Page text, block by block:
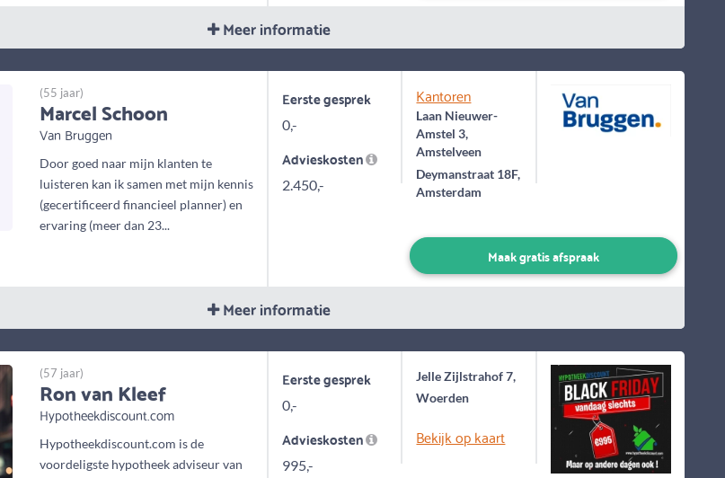
Meer informatie
(55 jaar)
Marcel Schoon
Van Bruggen
Door goed naar mijn klanten te
luisteren kan ik samen met mijn kennis
(gecertificeerd financieel planner) en
ervaring (meer dan 23...
Eerste gesprek
0,-
Advieskosten
2.450,-
Kantoren
Laan Nieuwer-
Amstel 3,
Amstelveen
Deymanstraat 18F,
Amsterdam
Maak gratis afspraak
Meer informatie
(57 jaar)
Ron van Kleef
Hypotheekdiscount.com
Hypotheekdiscount.com is de
voordeligste hypotheek adviseur van
Eerste gesprek
0,-
Advieskosten
995,-
Jelle Zijlstrahof 7,
Woerden
Bekijk op kaart